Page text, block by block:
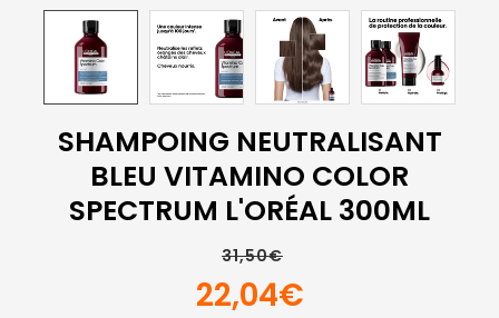
SHAMPOING NEUTRALISANT
BLEU VITAMINO COLOR
SPECTRUM L'ORÉAL 300ML
31,50€
22,04€